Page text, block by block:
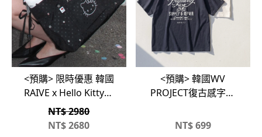
<預購> 限時優惠 韓國
RAIVE x Hello Kitty聯
名托特包
NT$ 2980
NT$2680
<預購> 韓國WV
PROJECT復古感字體
短T(兩款)
NT$699